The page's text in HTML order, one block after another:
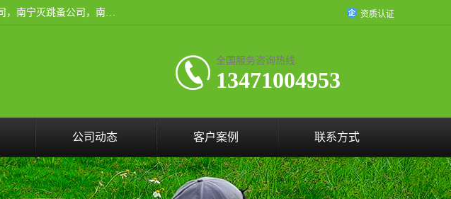
广西亿之豪有害生物防治服务有限公司是一家南宁灭鼠公司、灭蟑螂公司，南宁杀虫公司，南宁除虫公司，南宁灭跳蚤公司，南宁灭白蚁公司，南宁除四害公司,广西亿之豪有害生物防治服务有限公司专业灭蟑螂,除臭虫,其他害虫,服务上门,安全环保,售后保障,一次消杀，竭诚为您服务. 资质认证
全国服务咨询热线:
13471004953
公司动态 客户案例 联系方式